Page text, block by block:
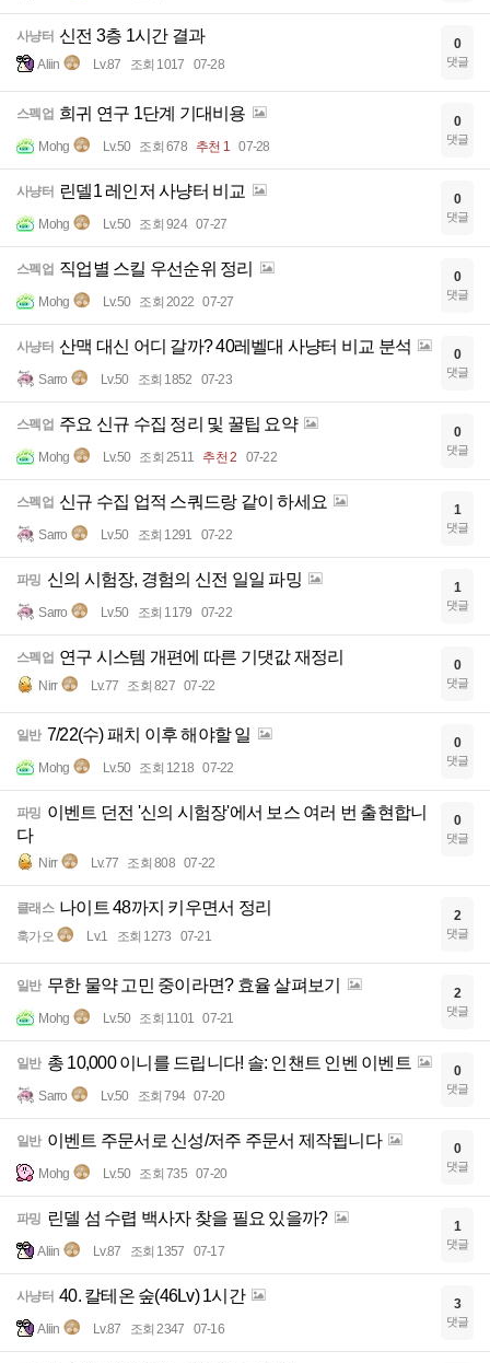
사냥터 신전 3층 1시간 결과
Aliin Lv.87 조회 1017 07-28
0
댓글
스펙업 희귀 연구 1단계 기대비용
Mohg Lv.50 조회 678 추천 1 07-28
0
댓글
사냥터 린델1 레인저 사냥터 비교
Mohg Lv.50 조회 924 07-27
0
댓글
스펙업 직업별 스킬 우선순위 정리
Mohg Lv.50 조회 2022 07-27
0
댓글
사냥터 산맥 대신 어디 갈까? 40레벨대 사냥터 비교 분석
Sarro Lv.50 조회 1852 07-23
0
댓글
스펙업 주요 신규 수집 정리 및 꿀팁 요약
Mohg Lv.50 조회 2511 추천 2 07-22
0
댓글
스펙업 신규 수집 업적 스쿼드랑 같이 하세요
Sarro Lv.50 조회 1291 07-22
1
댓글
파밍 신의 시험장, 경험의 신전 일일 파밍
Sarro Lv.50 조회 1179 07-22
1
댓글
스펙업 연구 시스템 개편에 따른 기댓값 재정리
Nirr Lv.77 조회 827 07-22
0
댓글
일반 7/22(수) 패치 이후 해야할 일
Mohg Lv.50 조회 1218 07-22
0
댓글
파밍 이벤트 던전 '신의 시험장'에서 보스 여러 번 출현합니
다
Nirr Lv.77 조회 808 07-22
0
댓글
클래스 나이트 48까지 키우면서 정리
훅가오 Lv.1 조회 1273 07-21
2
댓글
일반 무한 물약 고민 중이라면? 효율 살펴보기
Mohg Lv.50 조회 1101 07-21
2
댓글
일반 총 10,000 이니를 드립니다! 솔: 인챈트 인벤 이벤트
Sarro Lv.50 조회 794 07-20
0
댓글
일반 이벤트 주문서로 신성/저주 주문서 제작됩니다
Mohg Lv.50 조회 735 07-20
0
댓글
파밍 린델 섬 수렵 백사자 찾을 필요 있을까?
Aliin Lv.87 조회 1357 07-17
1
댓글
사냥터 40. 칼테온 숲(46Lv) 1시간
Aliin Lv.87 조회 2347 07-16
3
댓글